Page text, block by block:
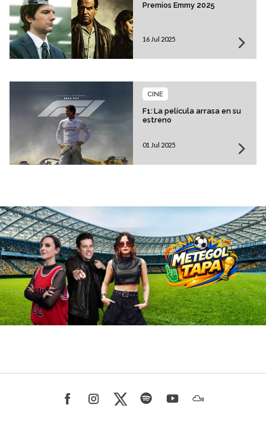
Premios Emmy 2025
16 Jul 2025
F1: La película arrasa en su
estreno
CINE
01 Jul 2025